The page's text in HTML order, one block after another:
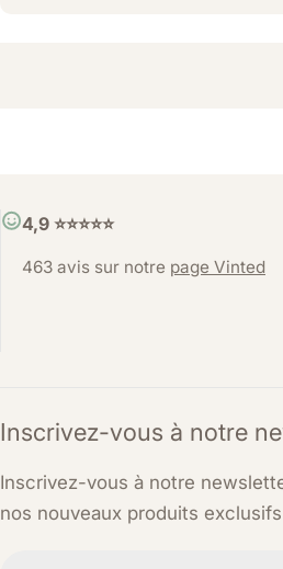
4,9 ⭐️⭐️⭐️⭐️⭐️
463 avis sur notre page Vinted
Inscrivez-vous à notre
Inscrivez-vous à notre
nos nouveaux produits exclusifs